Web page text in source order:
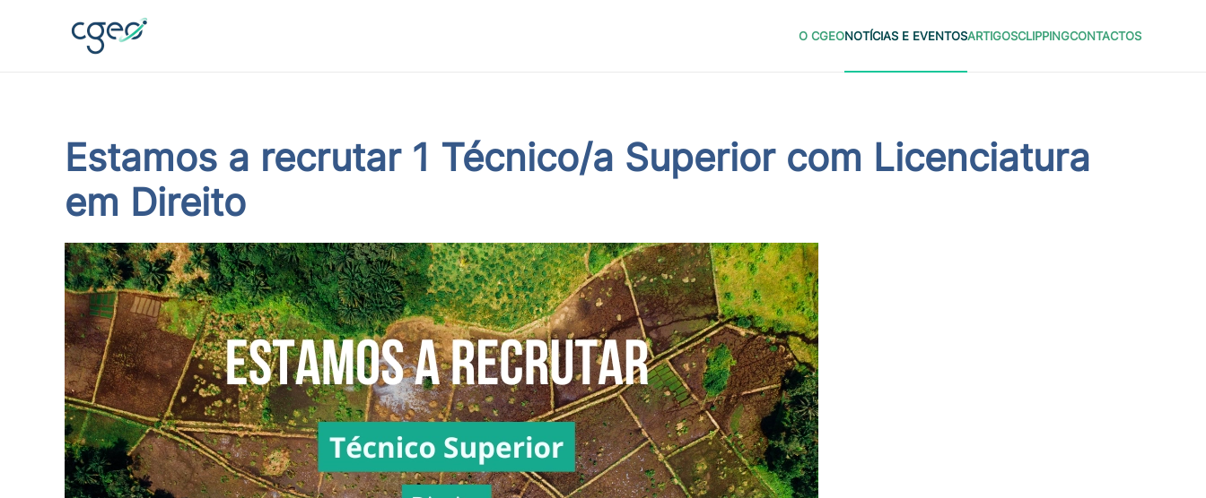
Skip to main content
O CGEONOTÍCIAS E EVENTOSARTIGOSCLIPPINGCONTACTOS
Estamos a recrutar 1 Técnico/a Superior com Licenciatura
em Direito